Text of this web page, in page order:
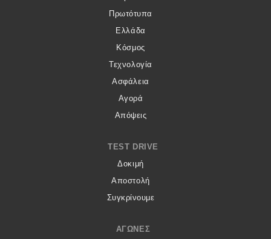
Πρωτότυπα
Ελλάδα
Κόσμος
Τεχνολογία
Ασφάλεια
Αγορά
Απόψεις
TEST DRIVE
Δοκιμή
Αποστολή
Συγκρίνουμε
ΑΓΏΝΕΣ